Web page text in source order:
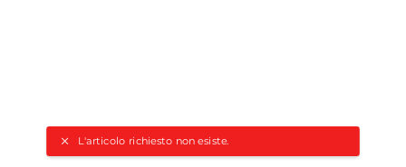
L'articolo richiesto non esiste.